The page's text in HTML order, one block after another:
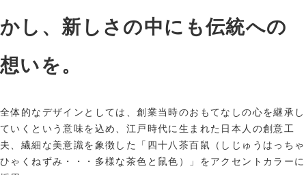
かし、新しさの中にも伝統への
想いを。
全体的なデザインとしては、創業当時のおもてなしの心を継承し
ていくという意味を込め、江戸時代に生まれた日本人の創意工
夫、繊細な美意識を象徴した「四十八茶百鼠（しじゅうはっちゃ
ひゃくねずみ・・・多様な茶色と鼠色）」をアクセントカラーに